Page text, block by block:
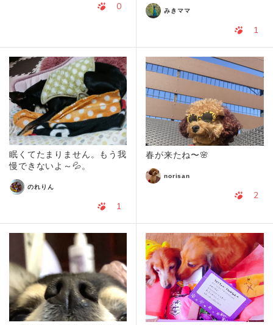
0 みきママ
1
眠くてたまりません。もう我
慢できないよ～💦。
のれりん
1
春が来たね〜🌸
norisan
2